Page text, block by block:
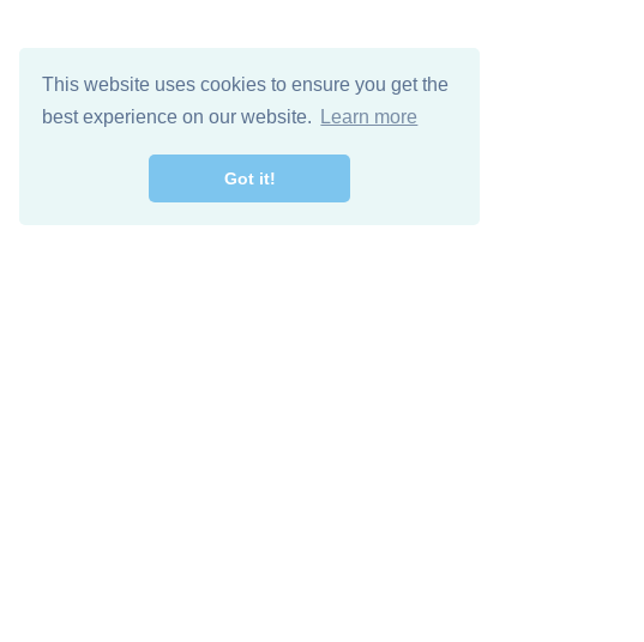
This website uses cookies to ensure you get the
best experience on our website.
Learn more
Got it!